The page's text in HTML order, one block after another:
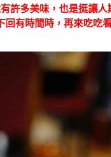
許多美味，也是挺讓人
回有時間時，再來吃吃